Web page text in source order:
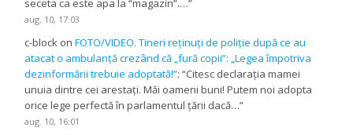
seceta ca este apa la “magazin”.…”
aug. 10, 17:03
c-block onFOTO/VIDEO. Tineri reținuți de poliție după ce au
atacat o ambulanță crezând că „fură copii”: „Legea împotriva
dezinformării trebuie adoptată!”: “Citesc declarația mamei
unuia dintre cei arestați. Măi oameni buni! Putem noi adopta
orice lege perfectă în parlamentul țării dacă…”
aug. 10, 16:01